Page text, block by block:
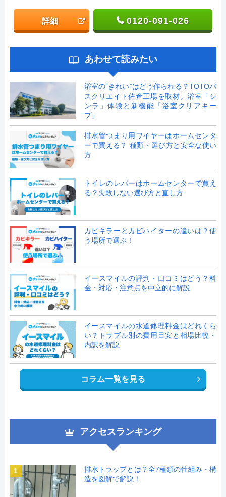
詳細 0120-091-026
あわせて読みたい
浴室の”きれい”はどう作られる？TOTOバ
スクリエイト佐倉工場を取材。浴室「シ
ンラ」体験と新機能「浴室クリアキー
プ」
排水管つまり用ワイヤーはホームセンタ
ーで買える？ 種類・選び方と安全な使い
方
トイレのレバーはホームセンターで買え
る？失敗しない選び方と直し方
カビキラーとカビハイターの違いは？使
う場所で選ぶ！
イースマイルの評判・口コミはどう？料
金・対応・注意点を中立的に解説
イースマイルの水道修理料金はどれくら
い？トラブル別の費用目安と相場比較・
内訳を解説
コラム一覧を見る
アクセスランキング
1
排水トラップとは？全7種類の仕組み・構
造を図解で解説！